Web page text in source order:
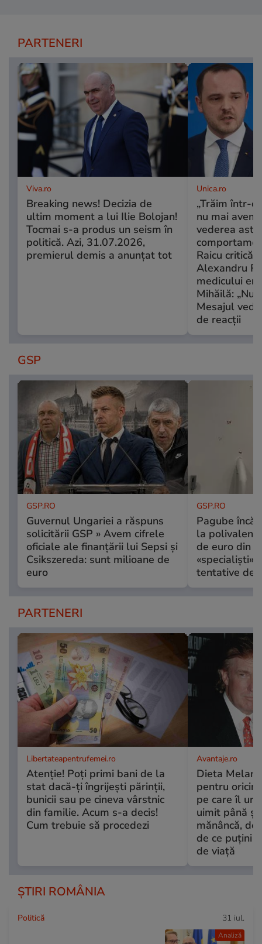
PARTENERI
Viva.ro
Breaking news! Decizia de
ultim moment a lui Ilie Bolojan!
Tocmai s-a produs un seism în
politică. Azi, 31.07.2026,
premierul demis a anunțat tot
Unica.ro
„Trăim într-o
nu mai avem
vederea
Raicu critică
Alexandru
medicului
Mihăilă: „Nu
Mesajul
de reacții
GSP
GSP.RO
Guvernul Ungariei a răspuns
solicitării GSP » Avem cifrele
oficiale ale finanțării lui Sepsi și
Csikszereda: sunt milioane de
euro
GSP.RO
Pagube încă
la
de euro din
«specialiști»
tentative de
PARTENERI
Libertateapentrufemei.ro
Atenție! Poți primi bani de la
stat dacă-ți îngrijești părinții,
bunicii sau pe cineva vârstnic
din familie. Acum s-a decis!
Cum trebuie să procedezi
Avantaje.ro
Dieta
pentru
pe care îl
uimit până și
mănâncă,
de ce puțini
de viață
ȘTIRI ROMÂNIA
Analiză
Politică 31 iul.